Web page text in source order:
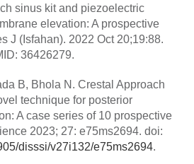
sinus kit and piezoelectric
elevation: A prospective
J (Isfahan). 2022 Oct 20;19:88.
36426279.
B, Bhola N. Crestal Approach
technique for posterior
A case series of 10 prospective
2023; 27: e75ms2694. doi:
disssi/v27i132/e75ms2694.